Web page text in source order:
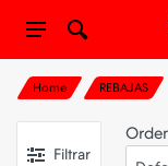
Home REBAJAS
Filtrar